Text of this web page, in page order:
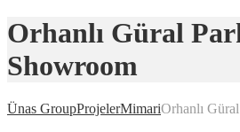
Orhanlı Güral
Showroom
Ünas GroupProjelerMimariOrhanlı